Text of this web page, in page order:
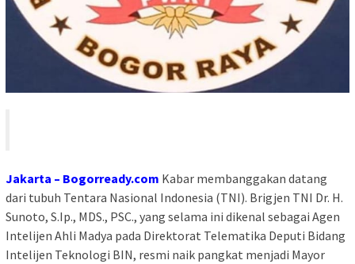
Jakarta – Bogorready.com Kabar membanggakan datang
dari tubuh Tentara Nasional Indonesia (TNI). Brigjen TNI Dr. H.
Sunoto, S.Ip., MDS., PSC., yang selama ini dikenal sebagai Agen
Intelijen Ahli Madya pada Direktorat Telematika Deputi Bidang
Intelijen Teknologi BIN, resmi naik pangkat menjadi Mayor